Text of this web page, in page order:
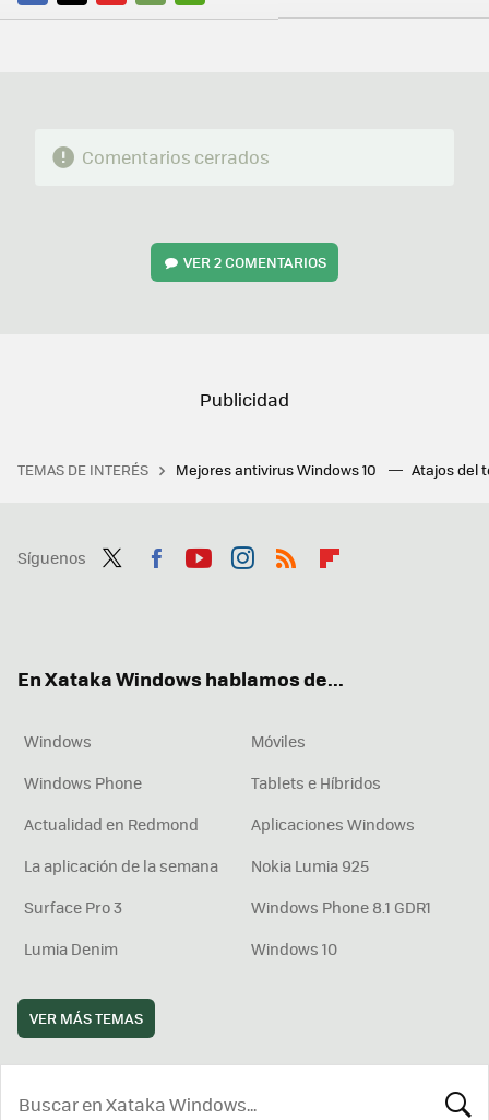
FACEBOOK
TWITTERFLIPBOARD
E-
WHATSAPP
Comentarios cerrados
VER2 COMENTARIOS
TEMAS DE INTERÉS Mejores antivirus Windows 10 Atajos del
Síguenos
En Xataka Windows hablamos de...
Windows
Móviles
Windows Phone
Tablets e Híbridos
Actualidad en Redmond
Aplicaciones Windows
La aplicación de la semana
Nokia Lumia 925
Surface Pro 3
Windows Phone 8.1 GDR1
Lumia Denim
Windows 10
VER MÁS TEMAS